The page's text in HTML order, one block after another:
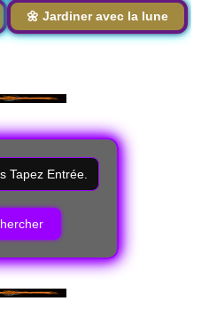
🌼 Jardiner avec la lune